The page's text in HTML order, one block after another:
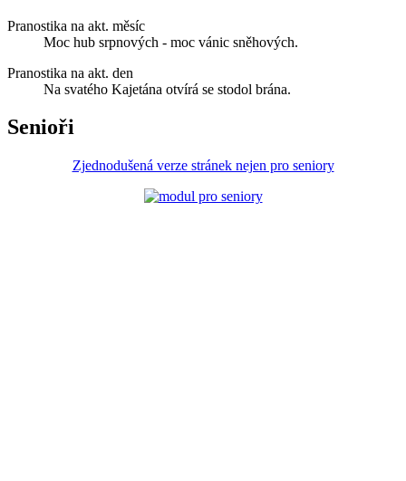
Pranostika na akt. měsíc
Moc hub srpnových - moc vánic sněhových.
Pranostika na akt. den
Na svatého Kajetána otvírá se stodol brána.
Senioři
Zjednodušená verze stránek nejen pro seniory